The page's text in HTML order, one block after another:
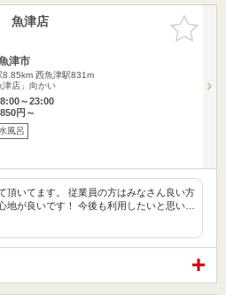
お気に入
りに追加
魚津店
津市
8.85km 西魚津駅831m
津店」向かい
～23:00
円～
風呂
頂いてます。 従業員の方はみなさん良い方
地が良いです！ 今後も利用したいと思い…